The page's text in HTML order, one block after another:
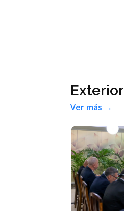
Exterior
Ver más →